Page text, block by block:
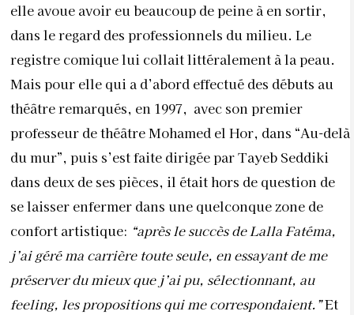
elle avoue avoir eu beaucoup de peine à en sortir,
dans le regard des professionnels du milieu. Le
registre comique lui collait littéralement à la peau.
Mais pour elle qui a d’abord effectué des débuts au
théâtre remarqués, en 1997, avec son premier
professeur de théâtre Mohamed el Hor, dans “Au-delà
du mur”, puis s’est faite dirigée par Tayeb Seddiki
dans deux de ses pièces, il était hors de question de
se laisser enfermer dans une quelconque zone de
confort artistique: “après le succès de Lalla Fatéma,
j’ai géré ma carrière toute seule, en essayant de me
préserver du mieux que j’ai pu, sélectionnant, au
feeling, les propositions qui me correspondaient.”Et